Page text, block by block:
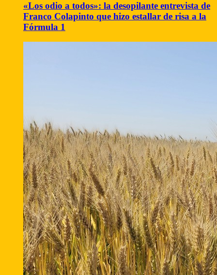
«Los odio a todos»: la desopilante entrevista de
Franco Colapinto que hizo estallar de risa a la
Fórmula 1